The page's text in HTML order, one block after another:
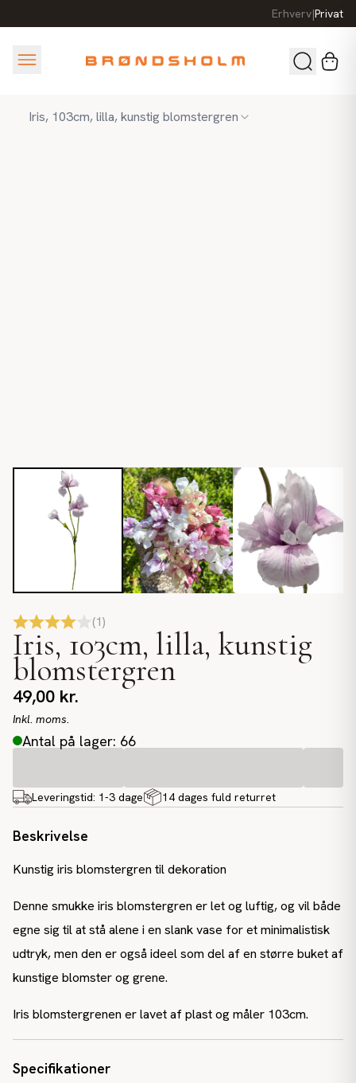
Erhverv|Privat
Iris, 103cm, lilla, kunstig blomstergren
(1)
Iris, 103cm, lilla, kunstig
blomstergren
49,00 kr.
Inkl. moms.
Antal på lager: 66
Leveringstid: 1-3 dage 14 dages fuld returret
Beskrivelse
Kunstig iris blomstergren til dekoration
Denne smukke iris blomstergren er let og luftig, og vil både
egne sig til at stå alene i en slank vase for et minimalistisk
udtryk, men den er også ideel som del af en større buket af
kunstige blomster og grene.
Iris blomstergrenen er lavet af plast og måler 103cm.
Specifikationer